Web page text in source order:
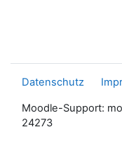
Datenschutz
Moodle-Support:
24273